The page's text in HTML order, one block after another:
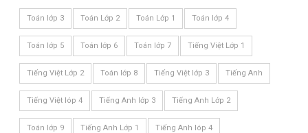
Toán lớp 3 Toán Lớp 2 Toán Lớp 1 Toán lớp 4
Toán lớp 5 Toán lớp 6 Toán lớp 7 Tiếng Việt Lớp 1
Tiếng Việt Lớp 2 Toán lớp 8 Tiếng Việt lớp 3 Tiếng Anh
Tiếng Việt lóp 4 Tiếng Anh lớp 3 Tiếng Anh Lớp 2
Toán lớp 9 Tiếng Anh Lớp 1 Tiếng Anh lóp 4